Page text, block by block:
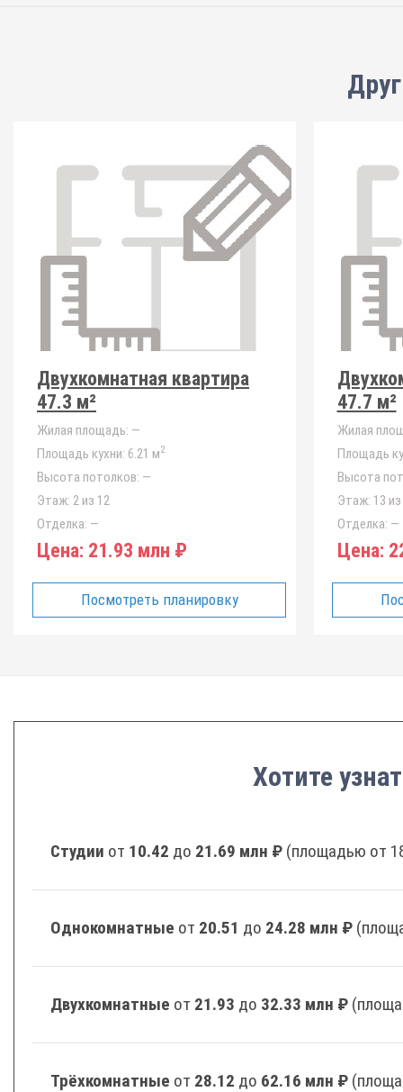
Двухкомнатная квартира
47.3 м²
Жилая площадь: —
Площадь кухни: 6.21 м2
Высота потолков: —
Этаж: 2 из 12
Отделка: —
Цена: 21.93 млн ₽
Посмотреть планировку
47.7 м²
Жилая
Площадь
Высота
Этаж: 13
Отделка: —
Цена:
Хотите
Студии от 10.42 до 21.69 млн ₽ (площадью от
Однокомнатные от 20.51 до 24.28 млн ₽
Двухкомнатные от 21.93 до 32.33 млн ₽
Трёхкомнатные от 28.12 до 62.16 млн ₽